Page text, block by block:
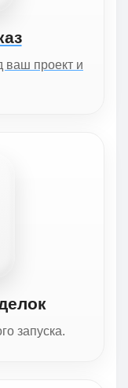
ваш проект и
запуска.